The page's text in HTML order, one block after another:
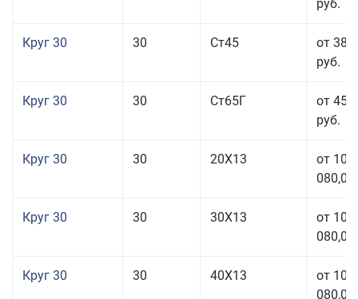
руб.
Круг 30 30 Ст45
от 38
руб.
Круг 30 30 Ст65Г
от 45
руб.
Круг 30 30 20Х13
от 101
080,00
Круг 30 30 30Х13
от 101
080,00
Круг 30 30 40Х13
от 101
080,00